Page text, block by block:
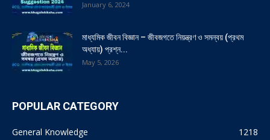
January 6, 2024
মাধ্যমিক জীবন বিজ্ঞান – জীবজগতে নিয়ন্ত্রণ ও সমন্বয় (প্রথম
অধ্যায়) প্রশ্ন...
May 5, 2026
POPULAR CATEGORY
General Knowledge
1218